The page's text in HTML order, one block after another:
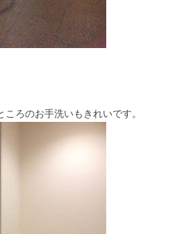
ろのお手洗いもきれいです。